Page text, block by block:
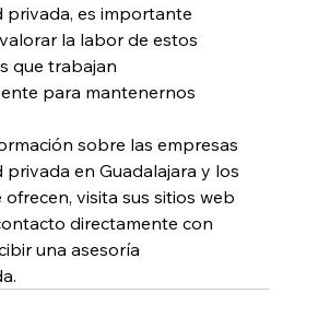
privada, es importante
la labor de estos
que trabajan
para mantenernos
sobre las empresas
privada en Guadalajara y los
ofrecen, visita sus sitios web
directamente con
una asesoría